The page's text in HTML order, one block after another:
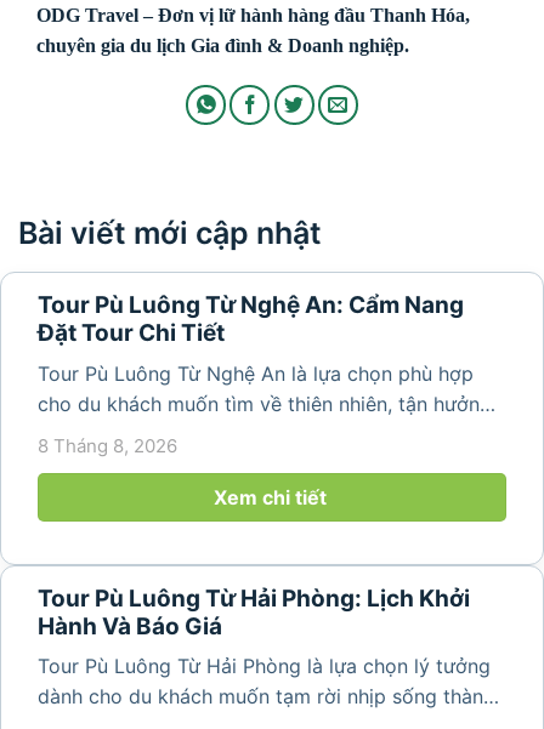
ODG Travel – Đơn vị lữ hành hàng đầu Thanh Hóa,
chuyên gia du lịch Gia đình & Doanh nghiệp.
Bài viết mới cập nhật
Tour Pù Luông Từ Nghệ An: Cẩm Nang
Đặt Tour Chi Tiết
Tour Pù Luông Từ Nghệ An là lựa chọn phù hợp
cho du khách muốn tìm về thiên nhiên, tận hưởng
không khí trong lành và khám phá vẻ đẹp bình yên
của vùng núi Thanh Hóa. Với những bản làng mộc
8 Tháng 8, 2026
Xem chi tiết
Tour Pù Luông Từ Hải Phòng: Lịch Khởi
Hành Và Báo Giá
Tour Pù Luông Từ Hải Phòng là lựa chọn lý tưởng
dành cho du khách muốn tạm rời nhịp sống thành